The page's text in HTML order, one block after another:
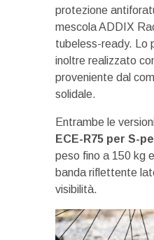
protezione
mescola ADDIX
tubeless-ready. Lo
inoltre realizzato
proveniente dal
solidale.
Entrambe le
ECE-R75 per S-
peso fino a 150 kg
banda riflettente
visibilità.